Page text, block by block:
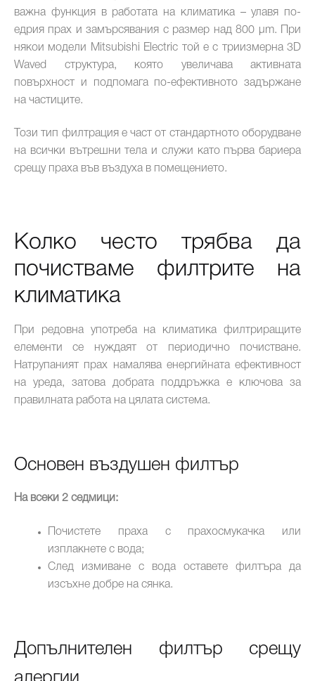
важна функция в работата на климатика – улавя по-
едрия прах и замърсявания с размер над 800 µm. При
някои модели Mitsubishi Electric той е с триизмерна 3D
Waved структура, която увеличава активната
повърхност и подпомага по-ефективното задържане
на частиците.
Този тип филтрация е част от стандартното оборудване
на всички вътрешни тела и служи като първа бариера
срещу праха във въздуха в помещението.
Колко често трябва да
почистваме филтрите на
климатика
При редовна употреба на климатика филтриращите
елементи се нуждаят от периодично почистване.
Натрупаният прах намалява енергийната ефективност
на уреда, затова добрата поддръжка е ключова за
правилната работа на цялата система.
Основен въздушен филтър
На всеки 2 седмици:
Почистете праха с прахосмукачка или
изплакнете с вода;
След измиване с вода оставете филтъра да
изсъхне добре на сянка.
Допълнителен филтър срещу